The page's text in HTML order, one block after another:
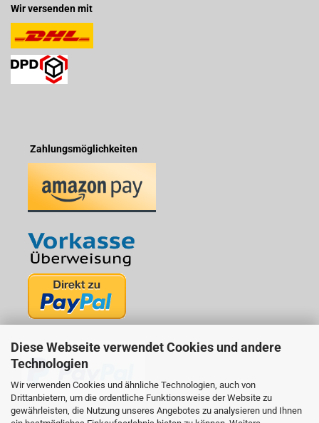
Diese Webseite verwendet Cookies und andere
Technologien
Wir verwenden Cookies und ähnliche Technologien, auch von
Drittanbietern, um die ordentliche Funktionsweise der Website zu
gewährleisten, die Nutzung unseres Angebotes zu analysieren und Ihnen
Wir versenden mit
Zahlungsmöglichkeiten